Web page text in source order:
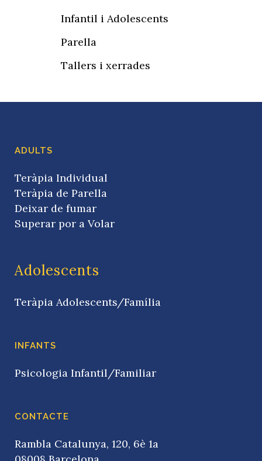
Infantil i Adolescents
Parella
Tallers i xerrades
ADULTS
Teràpia Individual
Teràpia de Parella
Deixar de fumar
Superar por a Volar
Adolescents
Teràpia Adolescents/Família
INFANTS
Psicologia Infantil/Familiar
CONTACTE
Rambla Catalunya, 120, 6è 1a